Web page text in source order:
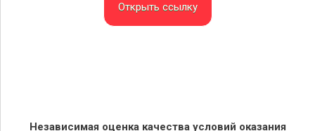
Открыть ссылку
Независимая оценка качества условий оказания